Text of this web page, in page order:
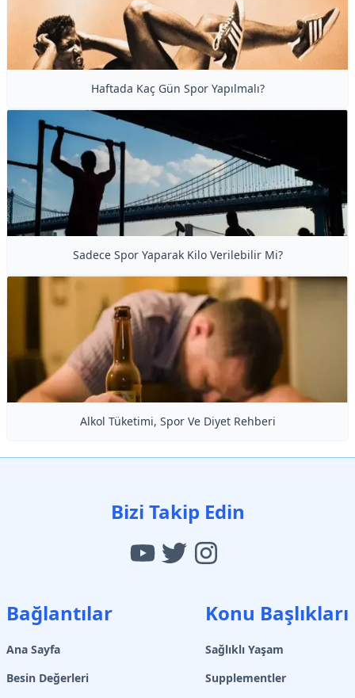
Haftada Kaç Gün Spor Yapılmalı?
Sadece Spor Yaparak Kilo Verilebilir Mi?
Alkol Tüketimi, Spor Ve Diyet Rehberi
Bizi Takip Edin
Bağlantılar
Ana Sayfa
Besin Değerleri
Konu Başlıkları
Sağlıklı Yaşam
Supplementler